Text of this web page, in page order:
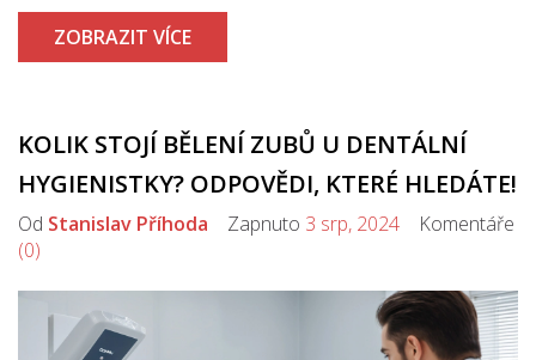
seznámí čtenáře s konkrétními tipy, jak dětem pomoci.
ZOBRAZIT VÍCE
KOLIK STOJÍ BĚLENÍ ZUBŮ U DENTÁLNÍ
HYGIENISTKY? ODPOVĚDI, KTERÉ HLEDÁTE!
Od Stanislav Příhoda Zapnuto 3 srp, 2024 Komentáře
(0)